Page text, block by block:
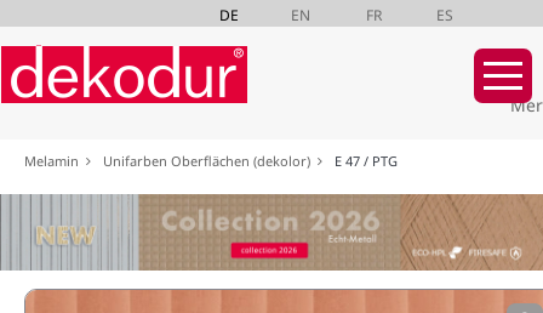
DE EN FR ES
Navigation
überspringen
Melamin Unifarben Oberflächen (dekolor) E 47 / PTG